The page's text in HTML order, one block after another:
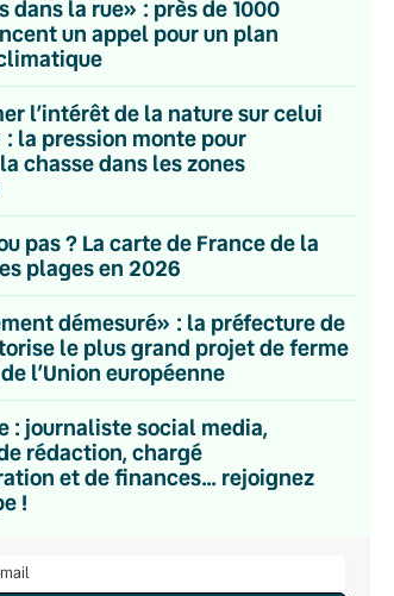
dans la rue» : près de 1000
un appel pour un plan
l’intérêt de la nature sur celui
: la pression monte pour
chasse dans les zones
pas ? La carte de France de la
plages en 2026
démesuré» : la préfecture de
le plus grand projet de ferme
l’Union européenne
: journaliste social media,
rédaction, chargé
et de finances… rejoignez
!
vous à nos newsletters
mois
Après